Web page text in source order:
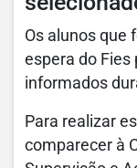
Os alunos que
espera do
informados
Para realizar
comparecer à